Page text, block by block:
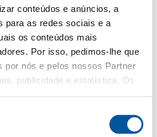
conteúdos e anúncios, a
para as redes sociais e a
os conteúdos mais
Por isso, pedimos-lhe que
por nós e pelos nossos Partner
publicidade e estatística. Os
website. Obrigado.